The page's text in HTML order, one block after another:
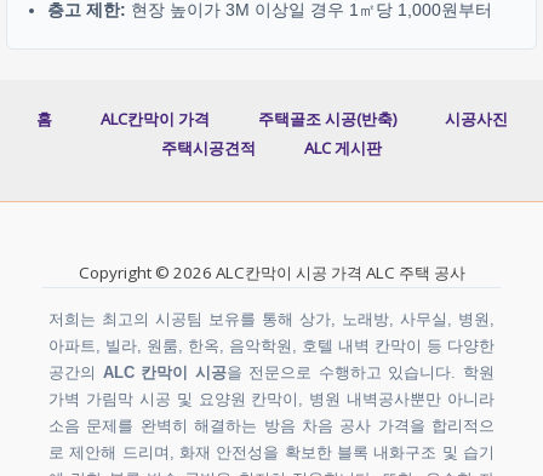
층고 제한: 현장 높이가 3M 이상일 경우 1㎡당 1,000원부터
홈 ALC칸막이 가격 주택골조 시공(반축)
시공사진
주택시공견적
ALC 게시판
Copyright © 2026 ALC칸막이 시공 가격 ALC 주택 공사
저희는 최고의 시공팀 보유를 통해 상가, 노래방, 사무실, 병원,
아파트, 빌라, 원룸, 한옥, 음악학원, 호텔 내벽 칸막이 등 다양한
공간의 ALC 칸막이 시공을 전문으로 수행하고 있습니다. 학원
가벽 가림막 시공 및 요양원 칸막이, 병원 내벽공사뿐만 아니라
소음 문제를 완벽히 해결하는 방음 차음 공사 가격을 합리적으
로 제안해 드리며, 화재 안전성을 확보한 블록 내화구조 및 습기